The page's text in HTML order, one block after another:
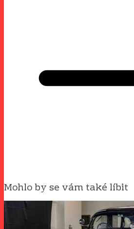
Mohlo by se vám také líbit